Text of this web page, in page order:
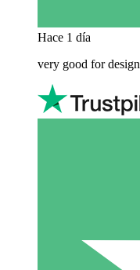
Hace 1 día
very good for design